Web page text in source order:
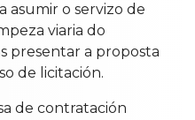
asumir o servizo de
viaria do
presentar a proposta
de licitación.
de contratación